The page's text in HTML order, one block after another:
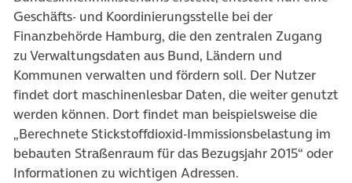
Geschäfts- und Koordinierungsstelle bei der
Finanzbehörde Hamburg, die den zentralen Zugang
zu Verwaltungs­daten aus Bund, Ländern und
Kommunen verwalten und fördern soll. Der Nutzer
findet dort ma­schinenlesbar Daten, die weiter genutzt
werden können. Dort findet man beispielsweise die
„Berechnete Stickstoffdioxid-Immissionsbelastung im
bebauten Straßenraum für das Bezugsjahr 2015“ oder
Informationen zu wichtigen Adressen.